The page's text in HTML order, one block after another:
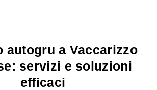
autogru a Vaccarizzo
servizi e soluzioni
efficaci